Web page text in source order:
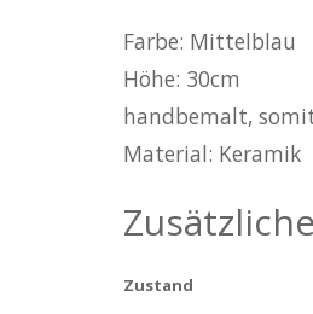
Farbe: Mittelblau
Höhe: 30cm
handbemalt,
Material: Keramik
Zustand